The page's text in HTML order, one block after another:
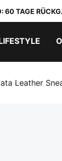
60 TAGE
Leather